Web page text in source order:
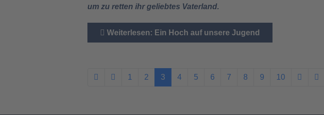
um zu retten ihr geliebtes Vaterland.
Weiterlesen: Ein Hoch auf unsere Jugend
1 2 3 4 5 6 7 8 9 10